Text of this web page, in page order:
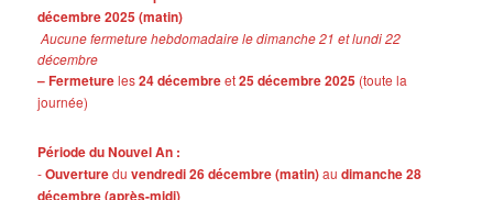
décembre 2025 (matin)
Aucune fermeture hebdomadaire le dimanche 21 et lundi 22
décembre
– Fermetureles24 décembreet25 décembre 2025 (toute la
journée)
Période du Nouvel An :
-Ouvertureduvendredi 26 décembre (matin)audimanche 28
décembre (après-midi)